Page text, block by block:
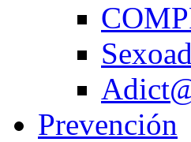
Prevención